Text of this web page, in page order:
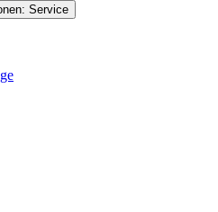
Service